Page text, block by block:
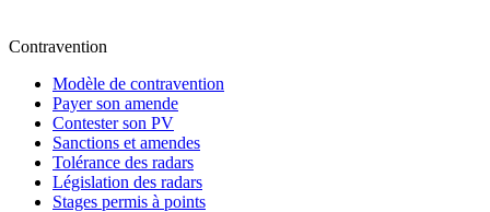
Contravention
Modèle de contravention
Payer son amende
Contester son PV
Sanctions et amendes
Tolérance des radars
Législation des radars
Stages permis à points